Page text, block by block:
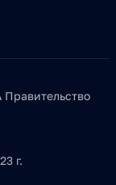
Правительство
г.